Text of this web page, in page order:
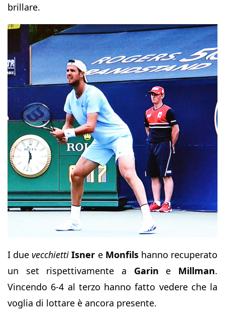
brillare.
I due vecchiettiIsner e Monfilshanno recuperato
un set rispettivamente a Garin e Millman.
Vincendo 6-4 al terzo hanno fatto vedere che la
voglia di lottare è ancora presente.